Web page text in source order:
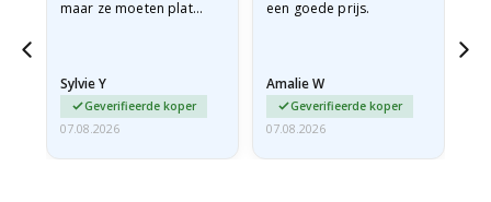
maar ze moeten plat
beetje…
Sylvie Y
Geverifieerde koper
07.08.2026
een goede prijs.
Amalie W
Geverifieerde koper
07.08.2026